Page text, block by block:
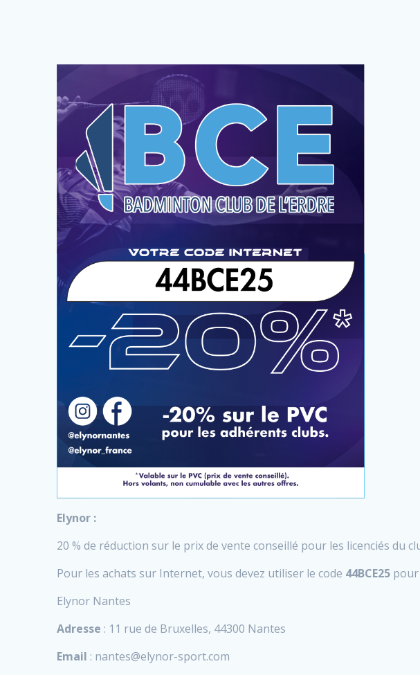
Elynor :
20 % de réduction sur le prix de vente conseillé pour les licenciés du
Pour les achats sur Internet, vous devez utiliser le code 44BCE25
Elynor Nantes
Adresse : 11 rue de Bruxelles, 44300 Nantes
Email : nantes@elynor-sport.com